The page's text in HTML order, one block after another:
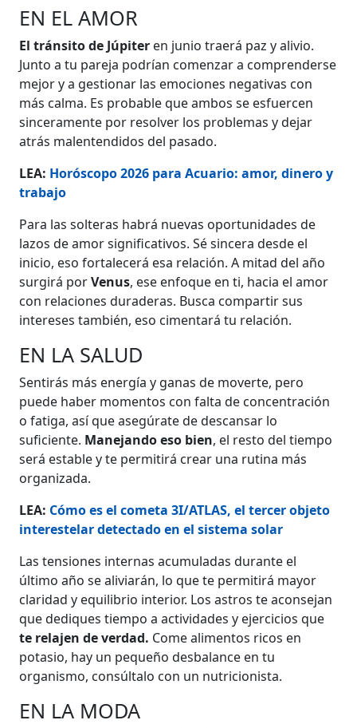
EN EL AMOR
El tránsito de Júpiter en junio traerá paz y alivio.
Junto a tu pareja podrían comenzar a comprenderse
mejor y a gestionar las emociones negativas con
más calma. Es probable que ambos se esfuercen
sinceramente por resolver los problemas y dejar
atrás malentendidos del pasado.
LEA: Horóscopo 2026 para Acuario: amor, dinero y
trabajo
Para las solteras habrá nuevas oportunidades de
lazos de amor significativos. Sé sincera desde el
inicio, eso fortalecerá esa relación. A mitad del año
surgirá porVenus, ese enfoque en ti, hacia el amor
con relaciones duraderas. Busca compartir sus
intereses también, eso cimentará tu relación.
EN LA SALUD
Sentirás más energía y ganas de moverte, pero
puede haber momentos con falta de concentración
o fatiga, así que asegúrate de descansar lo
suficiente. Manejando eso bien, el resto del tiempo
será estable y te permitirá crear una rutina más
organizada.
LEA: Cómo es el cometa 3I/ATLAS, el tercer objeto
interestelar detectado en el sistema solar
Las tensiones internas acumuladas durante el
último año se aliviarán, lo que te permitirá mayor
claridad y equilibrio interior. Los astros te aconsejan
que dediques tiempo a actividades y ejercicios que
te relajen de verdad. Come alimentos ricos en
potasio, hay un pequeño desbalance en tu
organismo, consúltalo con un nutricionista.
EN LA MODA